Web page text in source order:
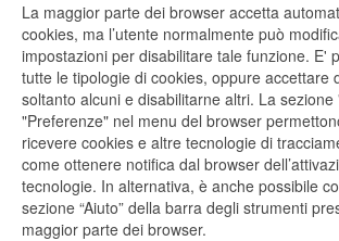
La maggior parte dei browser accetta
cookies, ma l’utente normalmente può
impostazioni per disabilitare tale funzione. E'
tutte le tipologie di cookies, oppure accettare
soltanto alcuni e disabilitarne altri. La sezione
"Preferenze" nel menu del browser
ricevere cookies e altre tecnologie di
come ottenere notifica dal browser
tecnologie. In alternativa, è anche possibile
sezione “Aiuto” della barra degli strumenti
maggior parte dei browser.